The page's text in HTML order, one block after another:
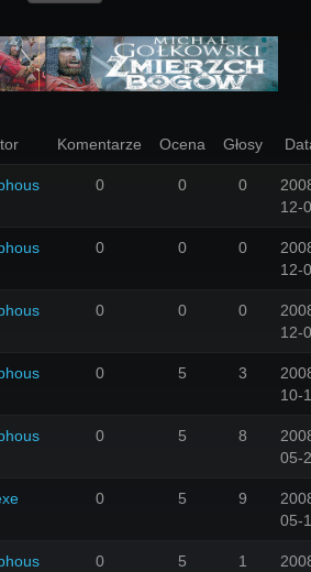
Komentarze Ocena Głosy
0 0 0
12-
0 0 0
12-
0 0 0
12-
0 5 3
10-
0 5 8
05-
0 5 9
05-
0 5 1